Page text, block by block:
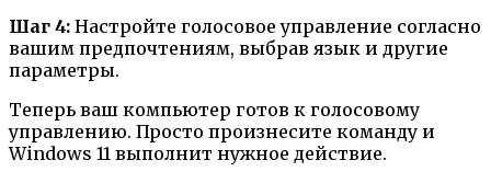
Шаг 4: Настройте голосовое управление согласно
вашим предпочтениям, выбрав язык и другие
параметры.
Теперь ваш компьютер готов к голосовому
управлению. Просто произнесите команду и
Windows 11 выполнит нужное действие.